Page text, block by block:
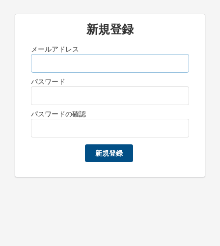
新規登録
メールアドレス
パスワード
パスワードの確認
新規登録